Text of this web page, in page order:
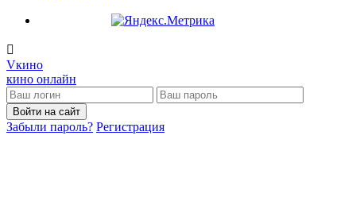
Vкино
кино онлайн
Войти на сайт
Забыли пароль? Регистрация